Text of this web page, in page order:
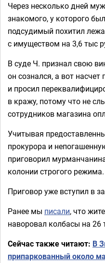
Через несколько дней
знакомого, у которого
подсудимый похитил
с имуществом на 3,6 тыс
В суде Ч. признал свою
он сознался, а вот
и просил
в кражу, потому что не
сотрудников магазина
Учитывая
прокурора и
приговорил
колонии строгого режима.
Приговор уже вступил в
Ранее мы писали, что
наворовал колбасы на 26
Сейчас также читают: В
припаркованный около